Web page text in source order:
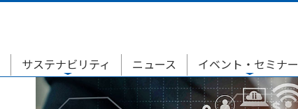
サステナビリティ ニュース イベント・セミナー